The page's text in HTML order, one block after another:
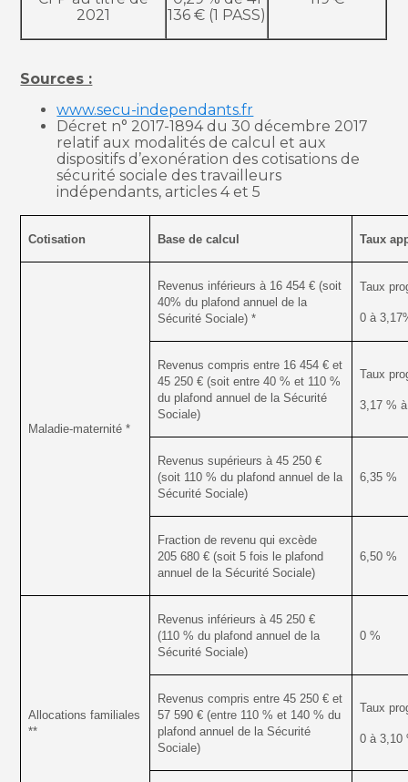
2021
136 € (1 PASS)
Sources :
www.secu-independants.fr
Décret n° 2017-1894 du 30 décembre 2017
relatif aux modalités de calcul et aux
dispositifs d’exonération des cotisations de
sécurité sociale des travailleurs
indépendants, articles 4 et 5
Cotisation Base de calcul Taux
Maladie-maternité *
Revenus inférieurs à 16 454 € (soit
40% du plafond annuel de la
Sécurité Sociale) *
Taux
0 à
Revenus compris entre 16 454 € et
45 250 € (soit entre 40 % et 110 %
du plafond annuel de la Sécurité
Sociale)
Taux
3,17 %
Revenus supérieurs à 45 250 €
(soit 110 % du plafond annuel de la
Sécurité Sociale)
6,35 %
Fraction de revenu qui excède
205 680 € (soit 5 fois le plafond
annuel de la Sécurité Sociale)
6,50 %
Allocations familiales
**
Revenus inférieurs à 45 250 €
(110 % du plafond annuel de la
Sécurité Sociale)
0 %
Revenus compris entre 45 250 € et
57 590 € (entre 110 % et 140 % du
plafond annuel de la Sécurité
Sociale)
Taux
0 à 3,10